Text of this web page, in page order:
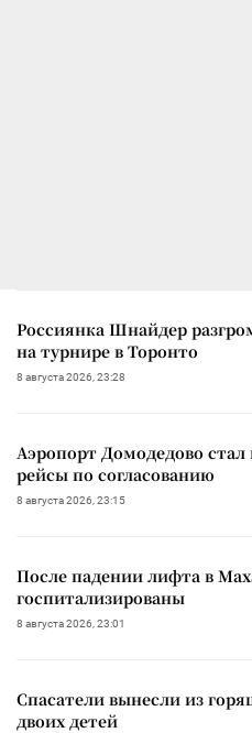
Россиянка Шнайдер
на турнире в Торонто
8 августа 2026, 23:28
Аэропорт Домодедово
рейсы по согласованию
8 августа 2026, 23:15
После падении лифта в
госпитализированы
8 августа 2026, 23:01
Спасатели вынесли из
двоих детей